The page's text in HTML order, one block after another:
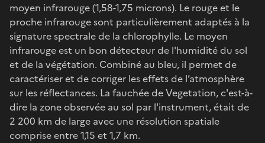
moyen infrarouge (1,58-1,75 microns). Le rouge et le
proche infrarouge sont particulièrement adaptés à la
signature spectrale de la chlorophylle. Le moyen
infrarouge est un bon détecteur de l'humidité du sol
et de la végétation. Combiné au bleu, il permet de
caractériser et de corriger les effets de l’atmosphère
sur les réflectances. La fauchée de Vegetation, c'est-à-
dire la zone observée au sol par l'instrument, était de
2 200 km de large avec une résolution spatiale
comprise entre 1,15 et 1,7 km.